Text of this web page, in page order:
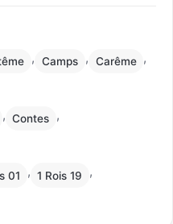
, Camps , Carême ,
, Contes ,
01 , 1 Rois 19 ,